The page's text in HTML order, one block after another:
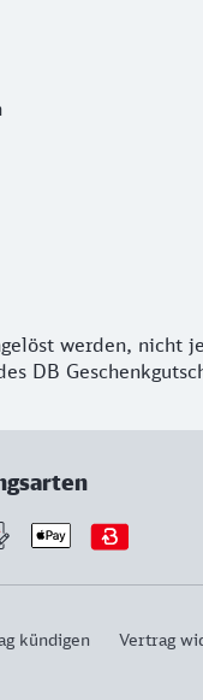
werden, nicht
DB
kündigen Vertrag